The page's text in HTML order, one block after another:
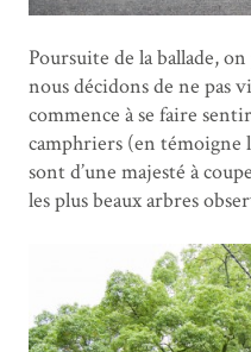
Poursuite de la ballade,
nous décidons de ne pas
commence à se faire
camphriers (en témoigne
sont d’une majesté à
les plus beaux arbres